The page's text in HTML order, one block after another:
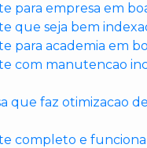
para empresa em
que seja bem
para academia em
com manutencao
que faz otimizacao
completo e